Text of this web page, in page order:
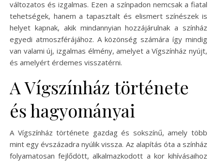
változatos és izgalmas. Ezen a színpadon nemcsak a fiatal
tehetségek, hanem a tapasztalt és elismert színészek is
helyet kapnak, akik mindannyian hozzájárulnak a színház
egyedi atmoszférájához. A közönség számára így mindig
van valami új, izgalmas élmény, amelyet a Vígszínház nyújt,
és amelyért érdemes visszatérni.
A Vígszínház története
és hagyományai
A Vígszínház története gazdag és sokszínű, amely több
mint egy évszázadra nyúlik vissza. Az alapítás óta a színház
folyamatosan fejlődött, alkalmazkodott a kor kihívásaihoz